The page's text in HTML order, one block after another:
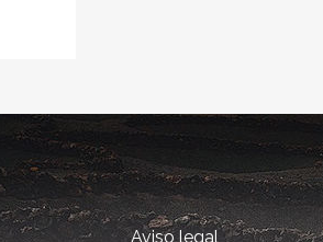
Aviso legal